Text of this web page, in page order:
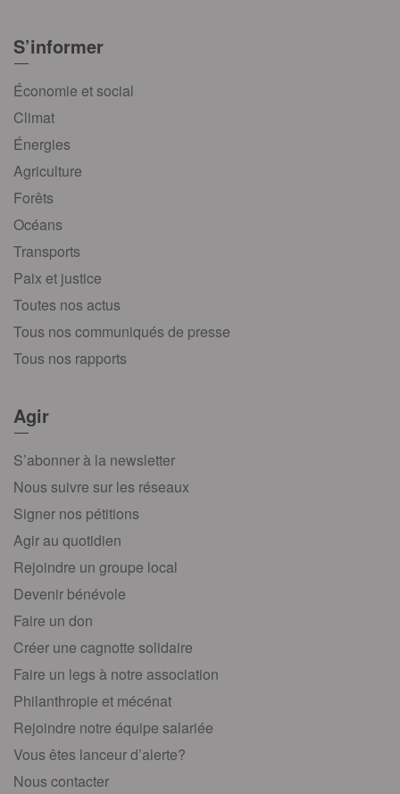
S’informer
Économie et social
Climat
Énergies
Agriculture
Forêts
Océans
Transports
Paix et justice
Toutes nos actus
Tous nos communiqués de presse
Tous nos rapports
Agir
S’abonner à la newsletter
Nous suivre sur les réseaux
Signer nos pétitions
Agir au quotidien
Rejoindre un groupe local
Devenir bénévole
Faire un don
Créer une cagnotte solidaire
Faire un legs à notre association
Philanthropie et mécénat
Rejoindre notre équipe salariée
Vous êtes lanceur d’alerte?
Nous contacter